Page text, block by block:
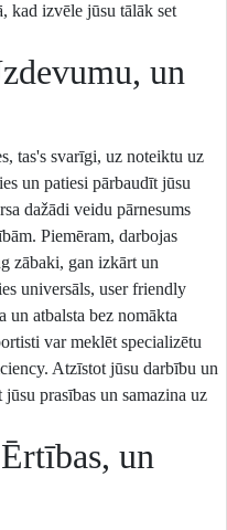
kad izvēle jūsu tālāk set
un
tas's svarīgi, uz noteiktu uz
un patiesi pārbaudīt jūsu
dažādi veidu pārnesums
Piemēram, darbojas
zābaki, gan izkārt un
universāls, user friendly
un atbalsta bez nomākta
var meklēt specializētu
Atzīstot jūsu darbību un
prasības un samazina uz
un